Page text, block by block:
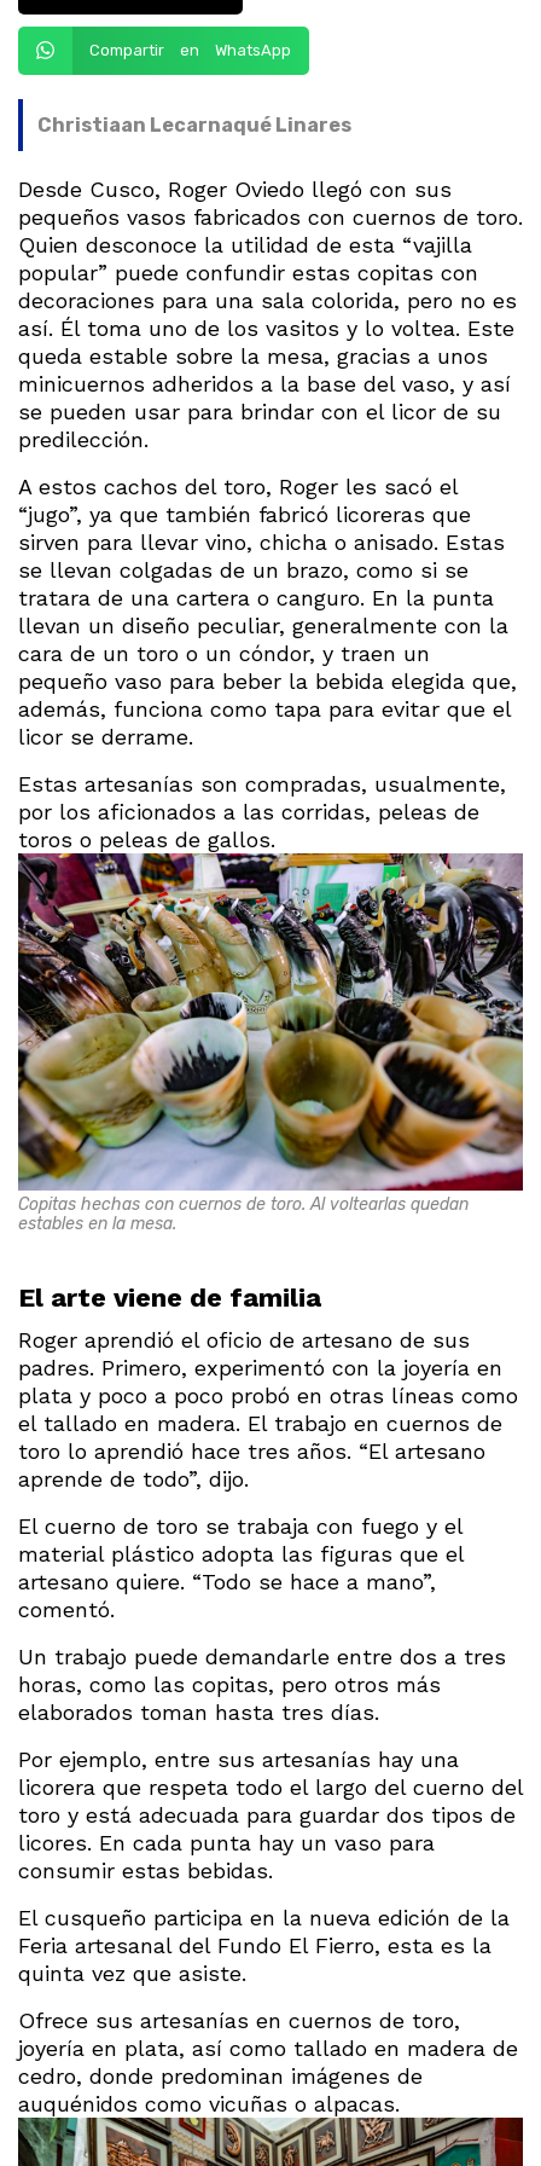
Compartir en WhatsApp
Christiaan Lecarnaqué Linares
Desde Cusco, Roger Oviedo llegó con sus
pequeños vasos fabricados con cuernos de toro.
Quien desconoce la utilidad de esta “vajilla
popular” puede confundir estas copitas con
decoraciones para una sala colorida, pero no es
así. Él toma uno de los vasitos y lo voltea. Este
queda estable sobre la mesa, gracias a unos
minicuernos adheridos a la base del vaso, y así
se pueden usar para brindar con el licor de su
predilección.
A estos cachos del toro, Roger les sacó el
“jugo”, ya que también fabricó licoreras que
sirven para llevar vino, chicha o anisado. Estas
se llevan colgadas de un brazo, como si se
tratara de una cartera o canguro. En la punta
llevan un diseño peculiar, generalmente con la
cara de un toro o un cóndor, y traen un
pequeño vaso para beber la bebida elegida que,
además, funciona como tapa para evitar que el
licor se derrame.
Estas artesanías son compradas, usualmente,
por los aficionados a las corridas, peleas de
toros o peleas de gallos.
Copitas hechas con cuernos de toro. Al voltearlas quedan
estables en la mesa.
El arte viene de familia
Roger aprendió el oficio de artesano de sus
padres. Primero, experimentó con la joyería en
plata y poco a poco probó en otras líneas como
el tallado en madera. El trabajo en cuernos de
toro lo aprendió hace tres años. “El artesano
aprende de todo”, dijo.
El cuerno de toro se trabaja con fuego y el
material plástico adopta las figuras que el
artesano quiere. “Todo se hace a mano”,
comentó.
Un trabajo puede demandarle entre dos a tres
horas, como las copitas, pero otros más
elaborados toman hasta tres días.
Por ejemplo, entre sus artesanías hay una
licorera que respeta todo el largo del cuerno del
toro y está adecuada para guardar dos tipos de
licores. En cada punta hay un vaso para
consumir estas bebidas.
El cusqueño participa en la nueva edición de la
Feria artesanal del Fundo El Fierro, esta es la
quinta vez que asiste.
Ofrece sus artesanías en cuernos de toro,
joyería en plata, así como tallado en madera de
cedro, donde predominan imágenes de
auquénidos como vicuñas o alpacas.